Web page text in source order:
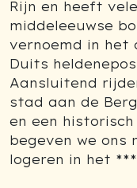
Rijn en heeft vele
middeleeuwse
vernoemd in het
Duits
Aansluitend
stad aan de
en een
begeven we ons
logeren in het